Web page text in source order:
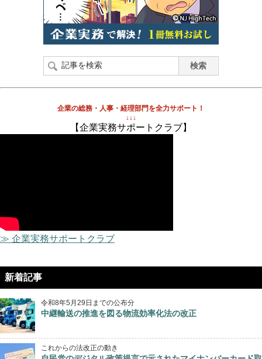
企業の総務・人事・経理部門を全力サポート！
↓↓↓
【企業実務サポートクラブ】
≫ 企業実務サポートクラブ
新着記事
令和8年5月29日までの公布分
中継輸送の推進を図る物流効率化法の改正
これからの法改正の動き